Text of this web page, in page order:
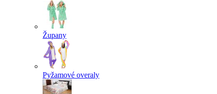
Župany
Pyžamové overaly